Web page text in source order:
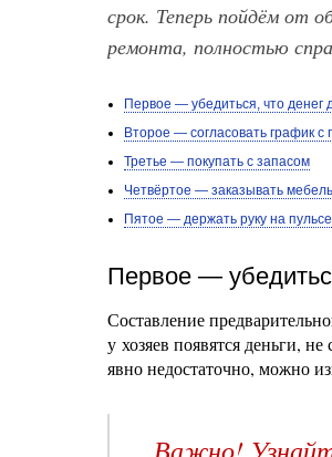
срок. Теперь пойдём от
ремонта, полностью
Первое — убедиться, что денег
Второе — согласовать график
Третье — покупать с запасом
Четвёртое — заказывать
Пятое — держать руку на пульсе
Первое —
Составление
у хозяев появятся деньги,
явно недостаточно, можно
Важно!